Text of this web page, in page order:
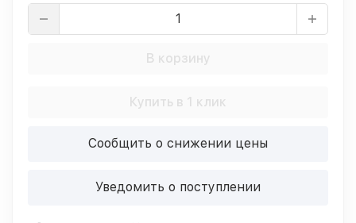
В корзину
Купить в 1 клик
Сообщить о снижении цены
Уведомить о поступлении